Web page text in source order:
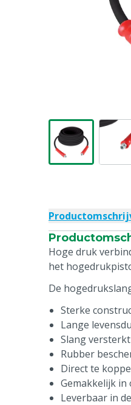
Hoge druk
het
De
Sterke
Lange
Slang
Rubber
Direct te
Gemakkelijk in
Leverbaar in